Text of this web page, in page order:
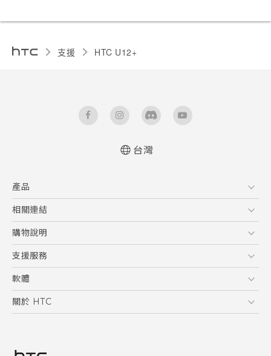
支援 HTC U12+‎
台灣
產品
5G
配件
相關連結
HTC Research
購物說明
購物須知
付款方式
支援服務
到府收送維修服務
客戶服務佈告欄
軟體
應用程式
關於 HTC